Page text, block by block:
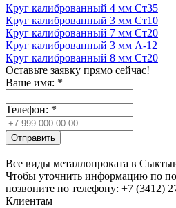
Круг калиброванный 4 мм Ст35
Круг калиброванный 3 мм Ст10
Круг калиброванный 7 мм Ст20
Круг калиброванный 3 мм А-12
Круг калиброванный 8 мм Ст20
Оставьте заявку прямо сейчас!
Ваше имя: *
Телефон: *
Отправить
Все виды металлопроката в
Чтобы уточнить информацию по
позвоните по телефону: +7 (3412)
Клиентам